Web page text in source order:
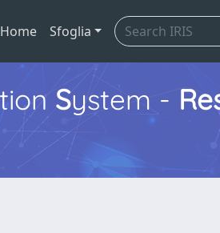
Home Sfoglia
System -